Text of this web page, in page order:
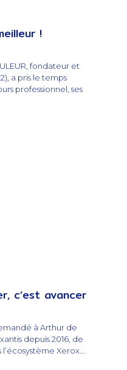
!
fondateur et
a pris le temps
professionnel, ses
c’est avancer
à Arthur de
depuis 2016, de
Xerox...